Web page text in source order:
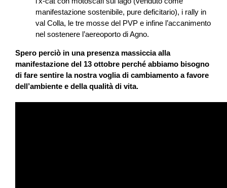
manifestazione sostenibile, pure deficitario), i rally in
val Colla, le tre mosse del PVP e infine l’accanimento
nel sostenere l’aereoporto di Agno.
Spero perciò in una presenza massiccia alla
manifestazione del 13 ottobre perché abbiamo bisogno
di fare sentire la nostra voglia di cambiamento a favore
dell’ambiente e della qualità di vita.